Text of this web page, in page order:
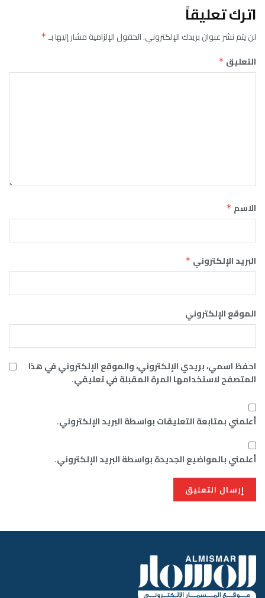
اترك تعليقاً
لن يتم نشر عنوان بريدك الإلكتروني.الحقول الإلزامية مشار إليها بـ*
التعليق *
الاسم *
البريد الإلكتروني *
الموقع الإلكتروني
احفظ اسمي، بريدي الإلكتروني، والموقع الإلكتروني في هذا
المتصفح لاستخدامها المرة المقبلة في تعليقي.
أعلمني بمتابعة التعليقات بواسطة البريد الإلكتروني.
أعلمني بالمواضيع الجديدة بواسطة البريد الإلكتروني.